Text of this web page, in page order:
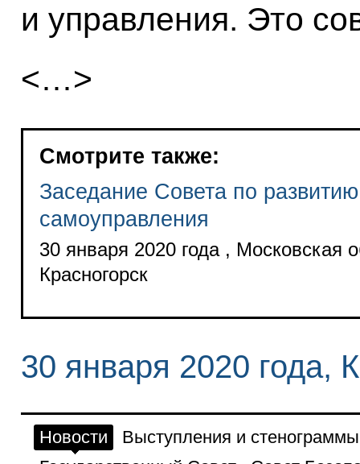
и управления. Это
<…>
Смотрите также:
Заседание Совета по
самоуправления
30 января 2020 года , Московская
Красногорск
30 января 2020 года,
Новости
Выступления и стенограммы